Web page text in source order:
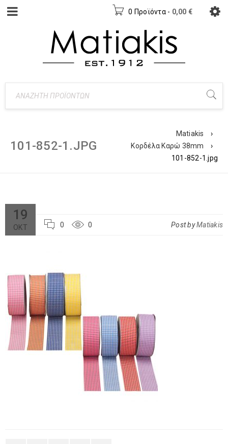
0 Προϊόντα - 0,00 €
101-852-1.JPG
Matiakis
›
Κορδέλα Καρώ 38mm
›
101-852-1.jpg
19
ΟΚΤ 0 0 Post byMatiakis